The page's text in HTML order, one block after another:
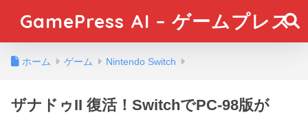
GamePress AI – ゲームプレス
ホーム ゲーム Nintendo Switch
ザナドゥII 復活！SwitchでPC-98版が